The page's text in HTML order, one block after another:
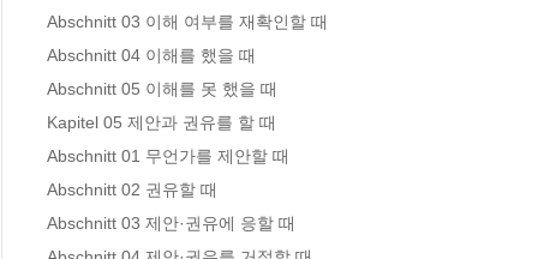
Abschnitt 03 이해 여부를 재확인할 때
Abschnitt 04 이해를 했을 때
Abschnitt 05 이해를 못 했을 때
Kapitel 05 제안과 권유를 할 때
Abschnitt 01 무언가를 제안할 때
Abschnitt 02 권유할 때
Abschnitt 03 제안·권유에 응할 때